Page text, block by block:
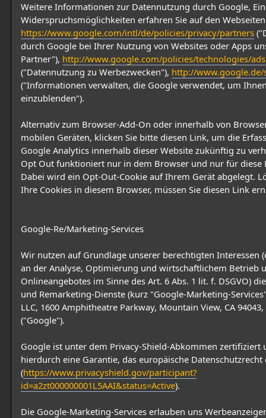
Weitere Informationen zur Datennutzung durch Google,
Widerspruchsmöglichkeiten erfahren Sie auf den
https://www.google.com/intl/de/policies/privacy/partners
durch Google bei Ihrer Nutzung von Websites oder Apps
Partner"), http://www.google.com/policies/technologies/ads
("Datennutzung zu Werbezwecken"), http://www.google.de/
("Informationen verwalten, die Google verwendet, um
einzublenden").
Alternativ zum Browser-Add-On oder innerhalb von
mobilen Geräten, klicken Sie bitte diesen Link, um die
Google Analytics innerhalb dieser Website zukünftig zu
Opt Out funktioniert nur in dem Browser und nur für diese
Dabei wird ein Opt-Out-Cookie auf Ihrem Gerät abgelegt.
Ihre Cookies in diesem Browser, müssen Sie diesen Link
Google-Re/Marketing-Services
Wir nutzen auf Grundlage unserer berechtigten Interessen
an der Analyse, Optimierung und wirtschaftlichem Betrieb
Onlineangebotes im Sinne des Art. 6 Abs. 1 lit. f. DSGVO)
und Remarketing-Dienste (kurz "Google-Marketing-
LLC, 1600 Amphitheatre Parkway, Mountain View, CA 94043,
("Google").
Google ist unter dem Privacy-Shield-Abkommen zertifiziert
hierdurch eine Garantie, das europäische Datenschutzrecht
(https://www.privacyshield.gov/participant?
id=a2zt000000001L5AAI&status=Active).
Die Google-Marketing-Services erlauben uns